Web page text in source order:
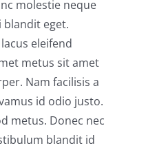
molestie neque
blandit eget.
eleifend
metus sit amet
Nam facilisis a
id odio justo.
metus. Donec nec
blandit id